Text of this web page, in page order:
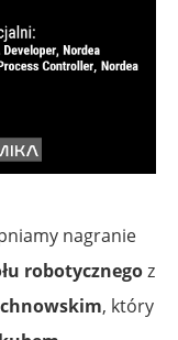
nagranie
robotycznegoz
, który